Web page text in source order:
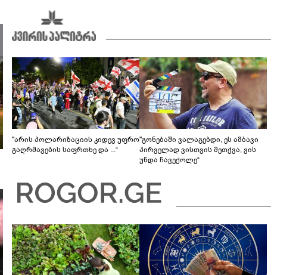
"არის პოლარიზაციის კიდევ უფრო
გაღრმავების საფრთხე და ...“
"გონებაში ვალაგებდი, ეს ამბავი
პირველად ვისთვის მეთქვა, ვის
უნდა ჩავექოლე“